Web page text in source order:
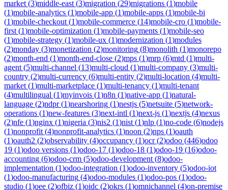
market (3)middle-east (3)migration (29)migrations (1)mobile
(1)mobile-analytics (1)mobile-app (1)mobile-apps (1)mobile-bi
(1)mobile-checkout (1)mobile-commerce (14)mobile-cro (1)mobile-
first (1)mobile-optimization (1)mobile-payments (1)mobile-seo
(1)mobile-strategy (1)mobile-ux (1)modernization (1)modules
(2)monday (3)monetization (2)monitoring (8)monolith (1)monorepo
(2)month-end (1)month-end-close (2)mps (1)mrp (6)mtd (1)multi-
agent (5)multi-channel (13)multi-cloud (1)multi-company (3)multi-
country (2)multi-currency (6)multi-entity (2)multi-location (4)multi-
market (1)multi-marketplace (1)multi-tenancy (1)multi-tenant
(4)multilingual (1)myinvois (1)n8n (1)native-app (1)natural-
language (2)ndpr(1)nearshoring (1)nestjs (5)netsuite (5)network-
operations (1)new-features (3)next-intl (1)next-js (1)nextjs (4)nexus
(2)nfe (1)nginx (1)nigeria (3)nis2 (1)nist (1)nlp (1)no-code (6)nodejs
(1)nonprofit (4)nonprofit-analytics (1)noon (2)nps (1)oauth
(1)oauth2 (2)observability (4)occupancy (1)ocr(2)odoo (446)odoo
19 (1)odoo versions (1)odoo-17 (1)odoo-18 (1)odoo-19 (16)odoo-
accounting (6)odoo-crm (5)odoo-development (8)odoo-
implementation (1)odoo-integration (1)odoo-inventory (5)odoo-iot
(1)odoo-manufacturing (4)odoo-modules (1)odoo-pos (1)odoo-
studio (1)oee (2)ofbiz (1)oidc (2)okrs (1)omnichannel (4)on-premise